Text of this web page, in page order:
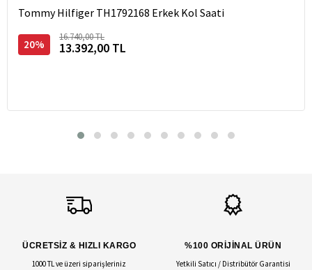
Tommy Hilfiger TH1792168 Erkek Kol Saati
20%
16.740,00 TL
13.392,00 TL
ÜCRETSİZ & HIZLI KARGO
1000 TL ve üzeri siparişleriniz
%100 ORİJİNAL ÜRÜN
Yetkili Satıcı / Distribütör Garantisi